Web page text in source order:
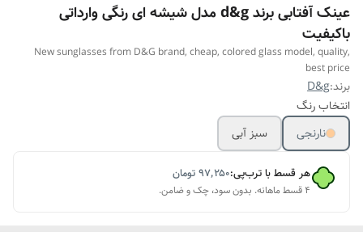
عینک آفتابی برند d&g مدل شیشه ای رنگی وارداتی
باکیفیت
New sunglasses from D&G brand, cheap, colored glass model, quality,
best price
برند:D&g
انتخاب رنگ
نارنجی
سبز آبی
هر قسط با ترب‌پی:۹۷٬۲۵۰تومان
۴ قسط ماهانه. بدون سود، چک و ضامن.